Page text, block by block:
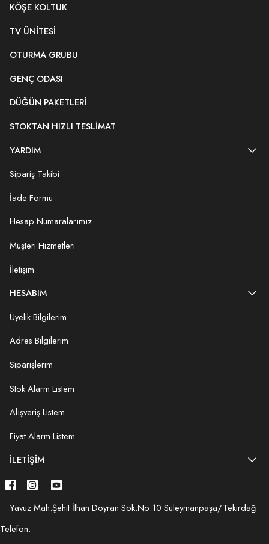
KÖŞE KOLTUK
TV ÜNITESI
OTURMA GRUBU
GENÇ ODASI
DÜĞÜN PAKETLERI
STOKTAN HIZLI TESLIMAT
YARDIM
Sipariş Takibi
İade Formu
Hesap Numaralarımız
Müşteri Hizmetleri
İletişim
HESABIM
Üyelik Bilgilerim
Adres Bilgilerim
Siparişlerim
Stok Alarm Listem
Alışveriş Listem
Fiyat Alarm Listem
İLETIŞIM
Yavuz Mah.Şehit İlhan Doyran Sok.No:10 Süleymanpaşa/Tekirdağ
Telefon: